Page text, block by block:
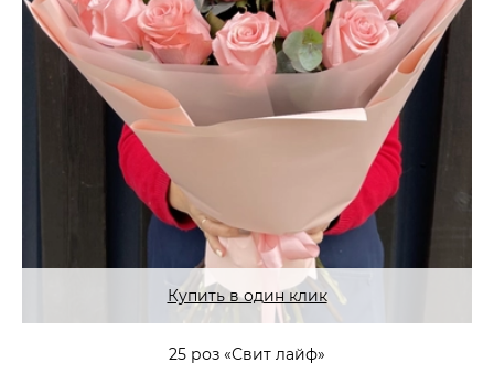
Купить в один клик
25 роз «Свит лайф»